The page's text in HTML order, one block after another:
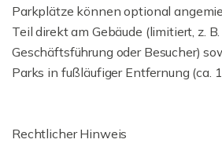
Parkplätze können optional
Teil direkt am Gebäude (limitiert, z.
Geschäftsführung oder Besucher)
Parks in fußläufiger Entfernung (ca.
Rechtlicher Hinweis